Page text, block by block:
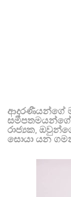
ආදරණීයන්ගේ
රාජ්‍යක,
සොයා යන